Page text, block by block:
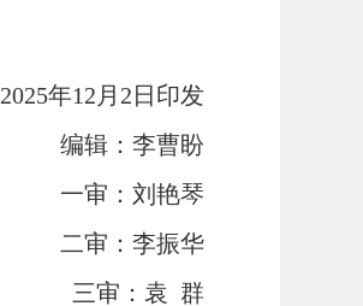
2025年12 月 2 日印发
编辑：李曹盼
一审：刘艳琴
二审：李振华
三审：袁 群